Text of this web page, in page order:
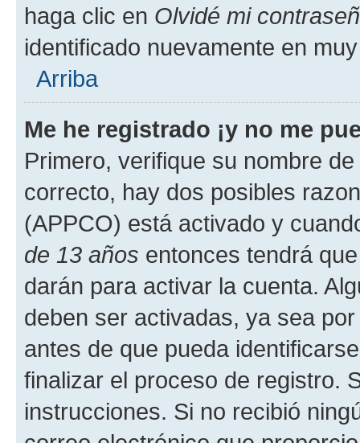
haga clic en Olvidé mi
identificado nuevamente en
Arriba
Me he registrado ¡y no me
Primero, verifique su nombre
correcto, hay dos posibles
(APPCO) está activado y
de 13 años entonces tendrá
darán para activar la cuenta.
deben ser activadas, ya sea
antes de que pueda
finalizar el proceso de registro.
instrucciones. Si no recibió